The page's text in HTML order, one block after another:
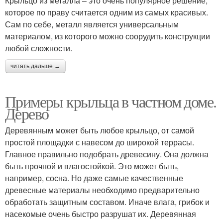
которое по праву считается одним из самых красивых.
Сам по себе, металл является универсальным
материалом, из которого можно соорудить конструкции
любой сложности.
читать дальше →
Примеры крыльца в частном доме.
Дерево
Деревянным может быть любое крыльцо, от самой
простой площадки с навесом до широкой террасы.
Главное правильно подобрать древесину. Она должна
быть прочной и влагостойкой. Это может быть,
например, сосна. Но даже самые качественные
древесные материалы необходимо предварительно
обработать защитным составом. Иначе влага, грибок и
насекомые очень быстро разрушат их. Деревянная